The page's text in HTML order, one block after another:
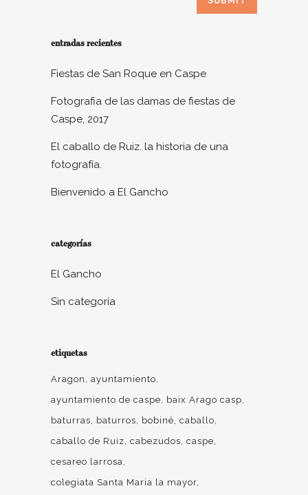
entradas recientes
Fiestas de San Roque en Caspe
Fotografia de las damas de fiestas de
Caspe, 2017
El caballo de Ruiz. la historia de una
fotografía.
Bienvenido a El Gancho
categorías
El Gancho
Sin categoría
etiquetas
Aragon
ayuntamiento
ayuntamiento de caspe
baix Arago casp
baturras
baturros bobiné caballo
caballo de Ruiz cabezudos caspe
cesareo larrosa
colegiata Santa Maria la mayor